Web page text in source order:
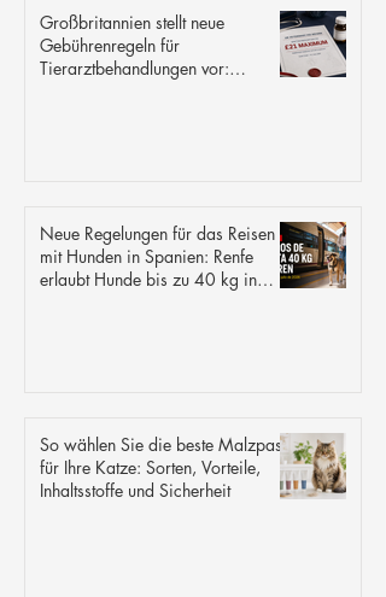
Großbritannien stellt neue
Gebührenregeln für
Tierarztbehandlungen vor:
Neue Regelungen für das Reisen
mit Hunden in Spanien: Renfe
erlaubt Hunde bis zu 40 kg in
So wählen Sie die beste Malzpaste
für Ihre Katze: Sorten, Vorteile,
Inhaltsstoffe und Sicherheit